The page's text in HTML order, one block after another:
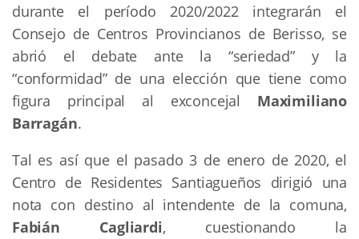
durante el período 2020/2022 integrarán el
Consejo de Centros Provincianos de Berisso, se
abrió el debate ante la “seriedad” y la
“conformidad” de una elección que tiene como
figura principal al exconcejal Maximiliano
Barragán.
Tal es así que el pasado 3 de enero de 2020, el
Centro de Residentes Santiagueños dirigió una
nota con destino al intendente de la comuna,
Fabián Cagliardi, cuestionando la